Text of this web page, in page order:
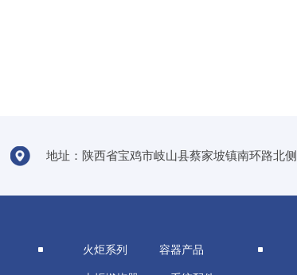
地址：陕西省宝鸡市岐山县蔡家坡镇南环路北侧
火炬系列 容器产品